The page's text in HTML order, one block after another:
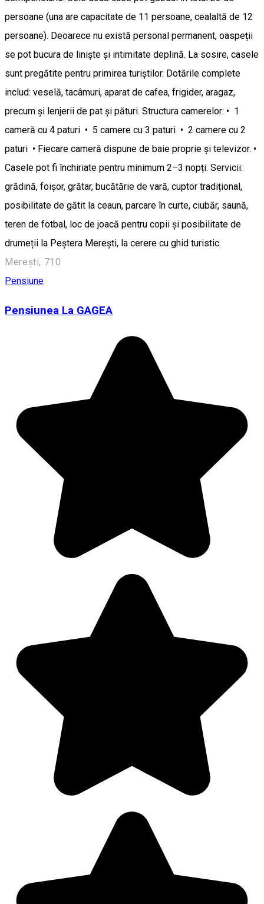
persoane (una are capacitate de 11 persoane, cealaltă de 12
persoane). Deoarece nu există personal permanent, oaspeții
se pot bucura de liniște și intimitate deplină. La sosire, casele
sunt pregătite pentru primirea turiștilor. Dotările complete
includ: veselă, tacâmuri, aparat de cafea, frigider, aragaz,
precum și lenjerii de pat și pături. Structura camerelor: • 1
cameră cu 4 paturi • 5 camere cu 3 paturi • 2 camere cu 2
paturi • Fiecare cameră dispune de baie proprie și televizor. •
Casele pot fi închiriate pentru minimum 2–3 nopți. Servicii:
grădină, foișor, grătar, bucătărie de vară, cuptor tradițional,
posibilitate de gătit la ceaun, parcare în curte, ciubăr, saună,
teren de fotbal, loc de joacă pentru copii și posibilitate de
drumeții la Peștera Merești, la cerere cu ghid turistic.
Merești, 710
Pensiune
Pensiunea La GAGEA